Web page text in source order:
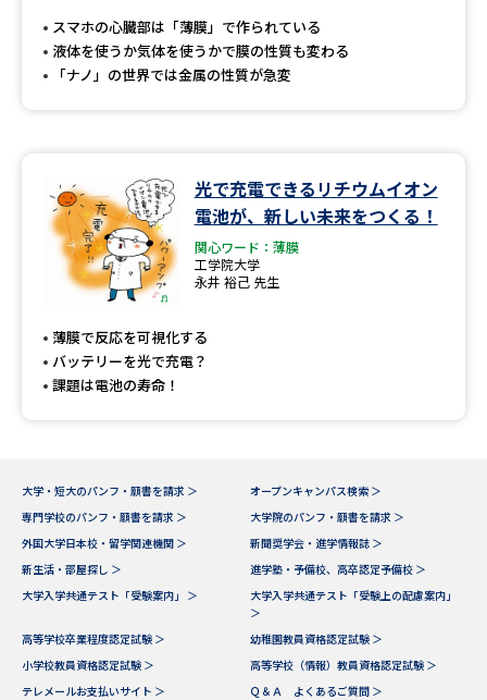
スマホの心臓部は「薄膜」で作られている
液体を使うか気体を使うかで膜の性質も変わる
「ナノ」の世界では金属の性質が急変
光で充電できるリチウムイオン
電池が、新しい未来をつくる！
関心ワード：薄膜
工学院大学
永井 裕己 先生
薄膜で反応を可視化する
バッテリーを光で充電？
課題は電池の寿命！
大学・短大のパンフ・願書を請求 ＞
オープンキャンパス検索 ＞
専門学校のパンフ・願書を請求 ＞
大学院のパンフ・願書を請求 ＞
外国大学日本校・留学関連機関 ＞
新聞奨学会・進学情報誌 ＞
新生活・部屋探し ＞
進学塾・予備校、高卒認定予備校 ＞
大学入学共通テスト「受験案内」 ＞
大学入学共通テスト「受験上の配慮案内」
＞
高等学校卒業程度認定試験 ＞
幼稚園教員資格認定試験 ＞
小学校教員資格認定試験 ＞
高等学校（情報）教員資格認定試験 ＞
テレメールお支払いサイト ＞
Ｑ＆Ａ よくあるご質問 ＞